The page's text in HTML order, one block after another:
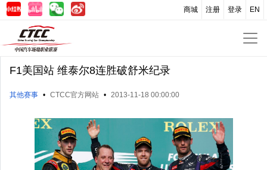
EN
登录
注册
商城
F1美国站 维泰尔8连胜破舒米纪录
其他赛事 • CTCC官方网站 • 2013-11-18 00:00:00